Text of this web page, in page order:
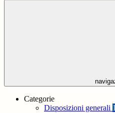
Categorie
Disposizioni generali